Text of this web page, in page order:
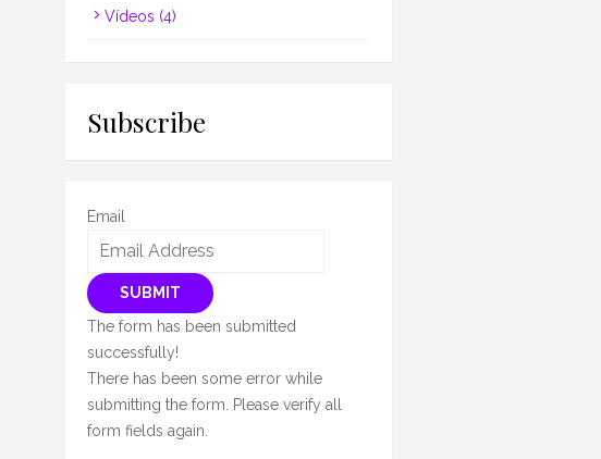
Vídeos (4)
Subscribe
Email
SUBMIT
The form has been submitted
successfully!
There has been some error while
submitting the form. Please verify all
form fields again.